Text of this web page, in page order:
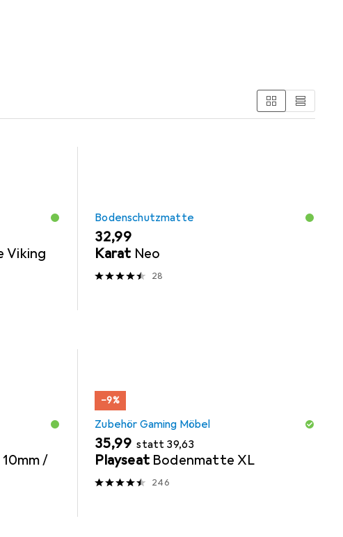
Viking
Bodenschutzmatte
EUR
32,99
Karat Neo
28
/
−9%
Zubehör Gaming Möbel
EUR
35,99 statt EUR
39,63
Playseat Bodenmatte XL
246